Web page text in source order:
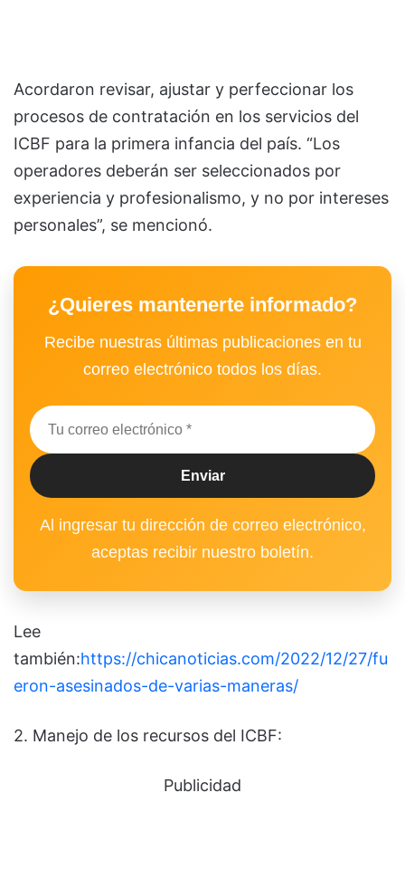
Acordaron revisar, ajustar y perfeccionar los
procesos de contratación en los servicios del
ICBF para la primera infancia del país. “Los
operadores deberán ser seleccionados por
experiencia y profesionalismo, y no por intereses
personales”, se mencionó.
¿Quieres mantenerte informado?
Recibe nuestras últimas publicaciones en tu
correo electrónico todos los días.
Al ingresar tu dirección de correo electrónico,
aceptas recibir nuestro boletín.
Lee
también:https://chicanoticias.com/2022/12/27/fu
eron-asesinados-de-varias-maneras/
2. Manejo de los recursos del ICBF:
Publicidad